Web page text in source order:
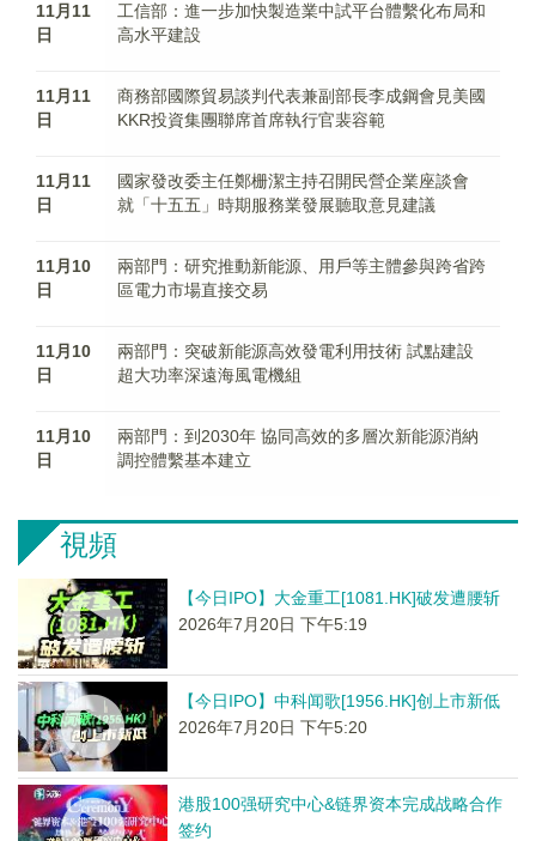
11月11
日
工信部：進一步加快製造業中試平台體繫化布局和
高水平建設
11月11
日
商務部國際貿易談判代表兼副部長李成鋼會見美國
KKR投資集團聯席首席執行官裴容範
11月11
日
國家發改委主任鄭栅潔主持召開民營企業座談會
就「十五五」時期服務業發展聽取意見建議
11月10
日
兩部門：研究推動新能源、用戶等主體參與跨省跨
區電力市場直接交易
11月10
日
兩部門：突破新能源高效發電利用技術 試點建設
超大功率深遠海風電機組
11月10
日
兩部門：到2030年 協同高效的多層次新能源消納
調控體繫基本建立
視頻
【今日IPO】大金重工[1081.HK]破发遭腰斩
2026年7月20日 下午5:19
【今日IPO】中科闻歌[1956.HK]创上市新低
2026年7月20日 下午5:20
港股100强研究中心&链界资本完成战略合作
签约